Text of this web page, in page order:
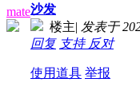
mate沙发
楼主| 发表于
回复 支持 反对
使用道具 举报